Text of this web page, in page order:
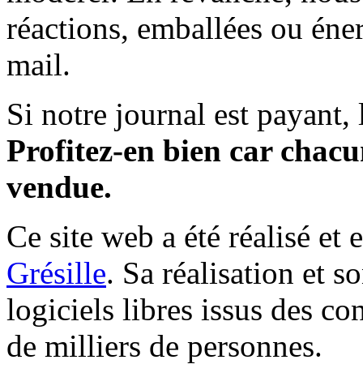
réactions, emballées ou
mail.
Si notre journal est payant,
Profitez-en bien car
vendue.
Ce site web a été réalisé et
Grésille. Sa réalisation et
logiciels libres issus des
de milliers de personnes.